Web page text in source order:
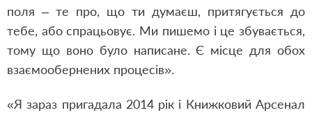
поля – те про, що ти думаєш, притягується до
тебе, або спрацьовує. Ми пишемо і це збувається,
тому що воно було написане. Є місце для обох
взаємообернених процесів».
«Я зараз пригадала 2014 рік і Книжковий Арсенал